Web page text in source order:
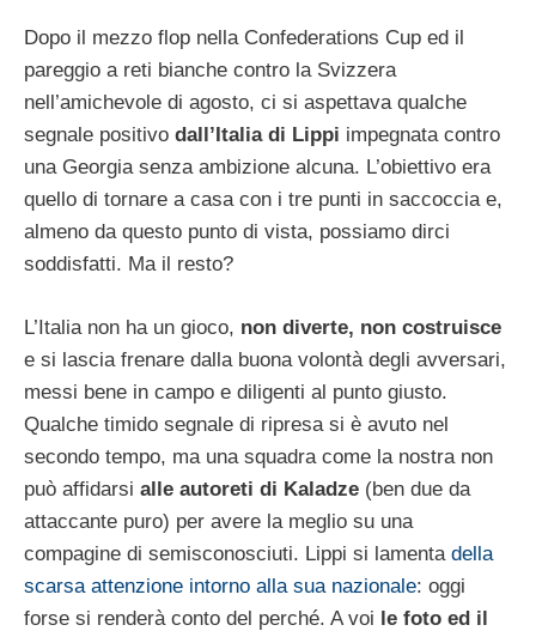
Dopo il mezzo flop nella Confederations Cup ed il
pareggio a reti bianche contro la Svizzera
nell’amichevole di agosto, ci si aspettava qualche
segnale positivo dall’Italia di Lippi impegnata contro
una Georgia senza ambizione alcuna. L’obiettivo era
quello di tornare a casa con i tre punti in saccoccia e,
almeno da questo punto di vista, possiamo dirci
soddisfatti. Ma il resto?
L’Italia non ha un gioco, non diverte, non costruisce
e si lascia frenare dalla buona volontà degli avversari,
messi bene in campo e diligenti al punto giusto.
Qualche timido segnale di ripresa si è avuto nel
secondo tempo, ma una squadra come la nostra non
può affidarsi alle autoreti di Kaladze (ben due da
attaccante puro) per avere la meglio su una
compagine di semisconosciuti. Lippi si lamenta della
scarsa attenzione intorno alla sua nazionale: oggi
forse si renderà conto del perché. A voi le foto ed il